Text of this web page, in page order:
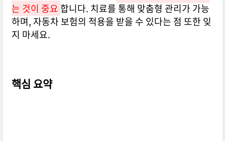
는 것이 중요 합니다. 치료를 통해 맞춤형 관리가 가능
하며, 자동차 보험의 적용을 받을 수 있다는 점 또한 잊
지 마세요.
핵심 요약